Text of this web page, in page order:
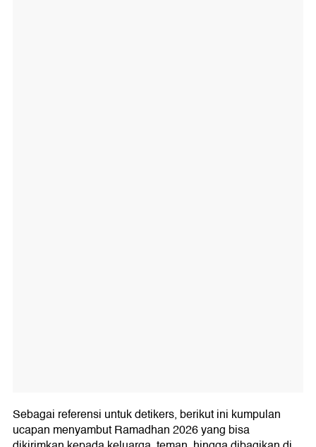
Sebagai referensi untuk detikers, berikut ini kumpulan
ucapan menyambut Ramadhan 2026 yang bisa